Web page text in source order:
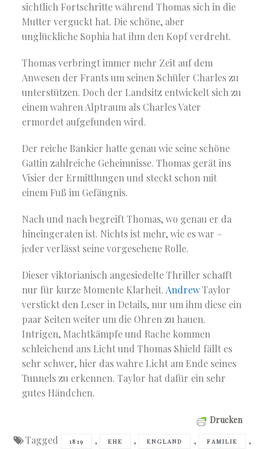
sichtlich Fortschritte während Thomas sich in die
Mutter verguckt hat. Die schöne, aber
unglückliche Sophia hat ihm den Kopf verdreht.
Thomas verbringt immer mehr Zeit auf dem
Anwesen der Frants um seinen Schüler Charles zu
unterstützen. Doch der Landsitz entwickelt sich zu
einem wahren Alptraum als Charles Vater
ermordet aufgefunden wird.
Der reiche Bankier hatte genau wie seine schöne
Gattin zahlreiche Geheimnisse. Thomas gerät ins
Visier der Ermittlungen und steckt schon mit
einem Fuß im Gefängnis.
Nach und nach begreift Thomas, wo genau er da
hineingeraten ist. Nichts ist mehr, wie es war –
jeder verlässt seine vorgesehene Rolle.
Dieser viktorianisch angesiedelte Thriller schafft
nur für kurze Momente Klarheit.AndrewTaylor
verstickt den Leser in Details, nur um ihm diese ein
paar Seiten weiter um die Ohren zu hauen.
Intrigen, Machtkämpfe und Rache kommen
schleichend ans Licht und Thomas Shield fällt es
sehr schwer, hier das wahre Licht am Ende seines
Tunnels zu erkennen. Taylor hat dafür ein sehr
gutes Händchen.
Drucken
Tagged 1819 , EHE , ENGLAND , FAMILIE ,